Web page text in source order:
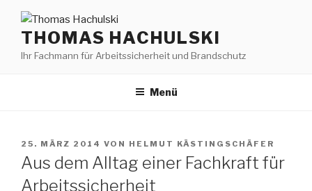
Inhalt
springenTHOMAS HACHULSKI
Ihr Fachmann für Arbeitssicherheit und Brandschutz
Menü
VERÖFFENTLICHT
AM
25. MÄRZ 2014 VON HELMUT KÄSTINGSCHÄFER
Aus dem Alltag einer Fachkraft für
Arbeitssicherheit